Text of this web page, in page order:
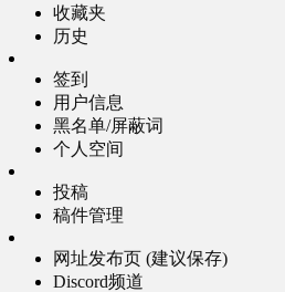
收藏夹
历史
签到
用户信息
黑名单/屏蔽词
个人空间
投稿
稿件管理
网址发布页 (建议保存)
Discord频道